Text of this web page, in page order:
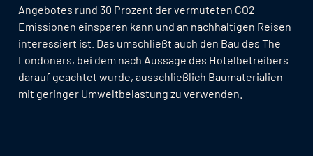
Angebotes rund 30 Prozent der vermuteten CO2
Emissionen einsparen kann und an nachhaltigen Reisen
interessiert ist. Das umschließt auch den Bau des The
Londoners, bei dem nach Aussage des Hotelbetreibers
darauf geachtet wurde, ausschließlich Baumaterialien
mit geringer Umweltbelastung zu verwenden.